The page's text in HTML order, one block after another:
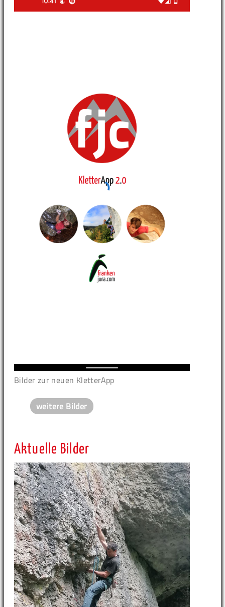
Bilder zur neuen KletterApp
weitere Bilder
Aktuelle Bilder